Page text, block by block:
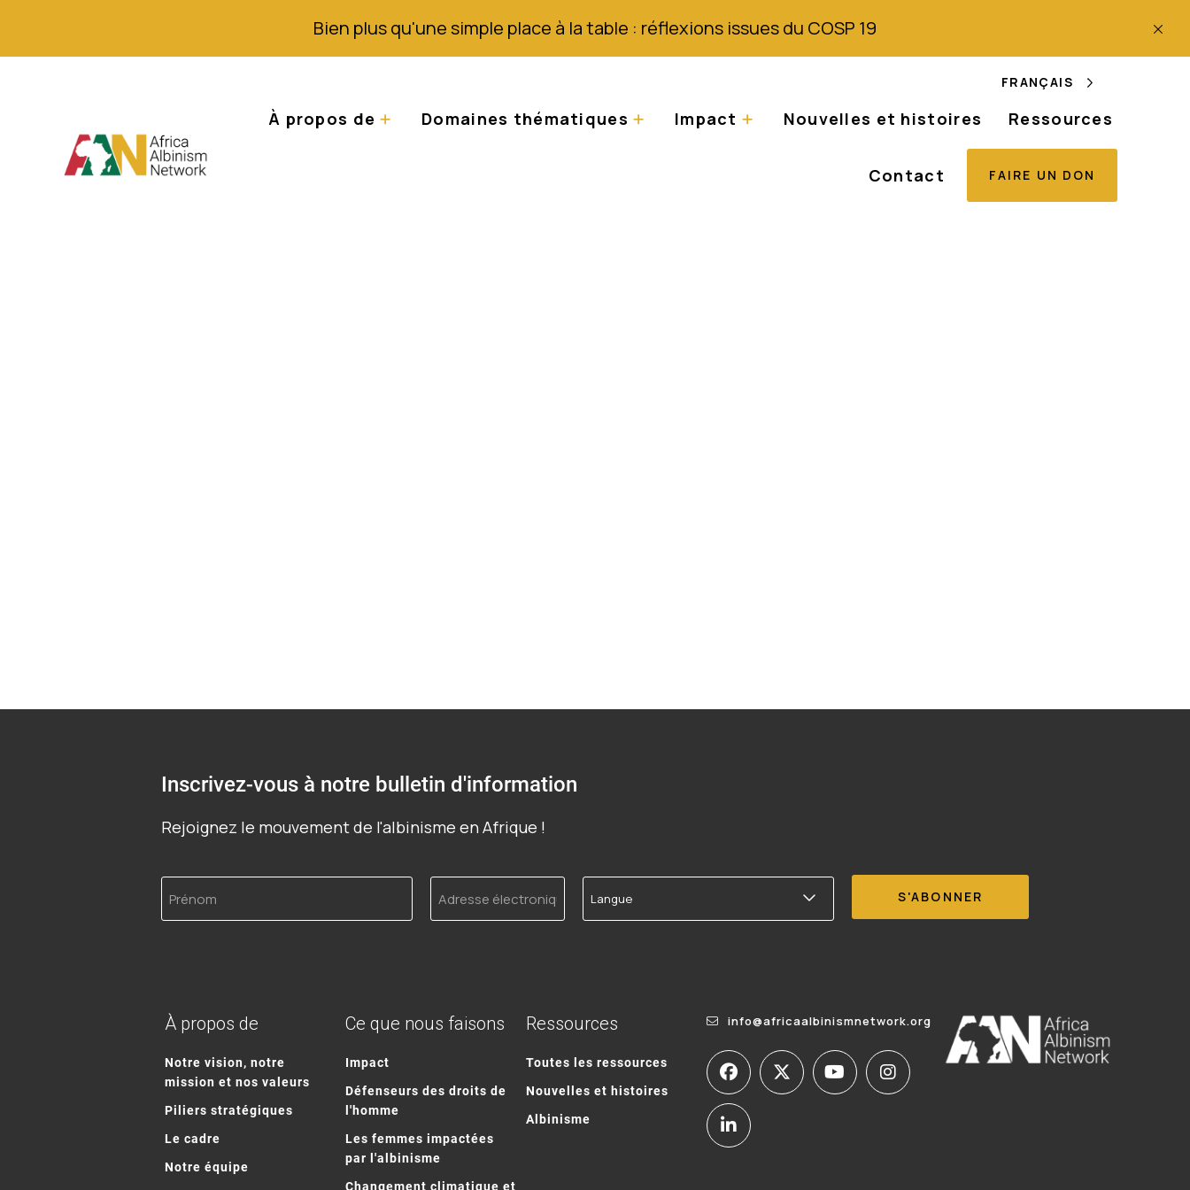
Bien plus qu'une simple place à la table : réflexions issues du COSP 19
FRANÇAIS
À propos de Domaines thématiques Impact Nouvelles et histoires Ressources
Contact FAIRE UN DON
Inscrivez-vous à notre bulletin d'information
Rejoignez le mouvement de l'albinisme en Afrique !
Prénom
Adresse
électronique
Langue
À propos de
Notre vision, notre
mission et nos valeurs
Piliers stratégiques
Le cadre
Notre équipe
Ce que nous faisons
Impact
Défenseurs des droits de
l'homme
Les femmes impactées
par l'albinisme
Changement climatique et
Ressources
Toutes les ressources
Nouvelles et histoires
Albinisme
info@africaalbinismnetwork.org